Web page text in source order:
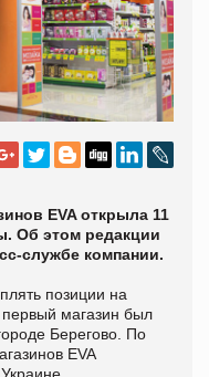
EVA открыла 11
Об этом редакции
службе компании.
позиции на
магазин был
Берегово. По
EVA